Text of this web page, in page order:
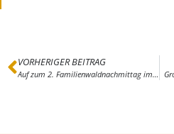
VORHERIGER BEITRAG
Auf zum 2. Familienwaldnachmittag im Tipidorf